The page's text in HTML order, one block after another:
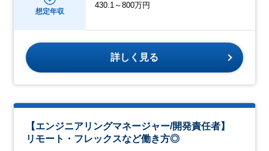
想定年収
430.1～800万円
詳しく見る
【エンジニアリングマネージャー/開発責任者】
リモート・フレックスなど働き方◎